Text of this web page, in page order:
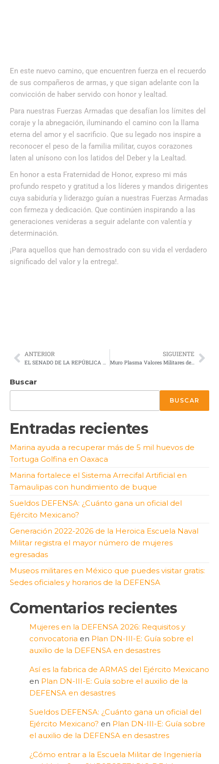
En este nuevo camino, que encuentren fuerza en el recuerdo
de sus compañeros de armas, y que sigan adelante con la
convicción de haber servido con honor y lealtad.
Para nuestras Fuerzas Armadas que desafían los límites del
coraje y la abnegación, iluminando el camino con la llama
eterna del amor y el sacrificio. Que su legado nos inspire a
reconocer el peso de la familia militar, cuyos corazones
laten al unísono con los latidos del Deber y la Lealtad.
En honor a esta Fraternidad de Honor, expreso mi más
profundo respeto y gratitud a los líderes y mandos dirigentes
cuya sabiduría y liderazgo guían a nuestras Fuerzas Armadas
con firmeza y dedicación. Que continúen inspirando a las
generaciones venideras a seguir adelante con valentía y
determinación.
¡Para aquellos que han demostrado con su vida el verdadero
significado del valor y la entrega!.
ANTERIOR
EL SENADO DE LA REPÚBLICA RECONOCE AL CORONEL GERARDO MARTÍN GONZÁLEZ LÓPEZ
SIGUIENTE
Muro Plasma Valores Militares de la Misión Médica
Buscar
BUSCAR
Entradas recientes
Marina ayuda a recuperar más de 5 mil huevos de
Tortuga Golfina en Oaxaca
Marina fortalece el Sistema Arrecifal Artificial en
Tamaulipas con hundimiento de buque
Sueldos DEFENSA: ¿Cuánto gana un oficial del
Ejército Mexicano?
Generación 2022-2026 de la Heroica Escuela Naval
Militar registra el mayor número de mujeres
egresadas
Museos militares en México que puedes visitar gratis:
Sedes oficiales y horarios de la DEFENSA
Comentarios recientes
Mujeres en la DEFENSA 2026: Requisitos y
convocatoria en Plan DN-III-E: Guía sobre el
auxilio de la DEFENSA en desastres
Así es la fabrica de ARMAS del Ejército Mexicano
en Plan DN-III-E: Guía sobre el auxilio de la
DEFENSA en desastres
Sueldos DEFENSA: ¿Cuánto gana un oficial del
Ejército Mexicano? en Plan DN-III-E: Guía sobre
el auxilio de la DEFENSA en desastres
¿Cómo entrar a la Escuela Militar de Ingeniería